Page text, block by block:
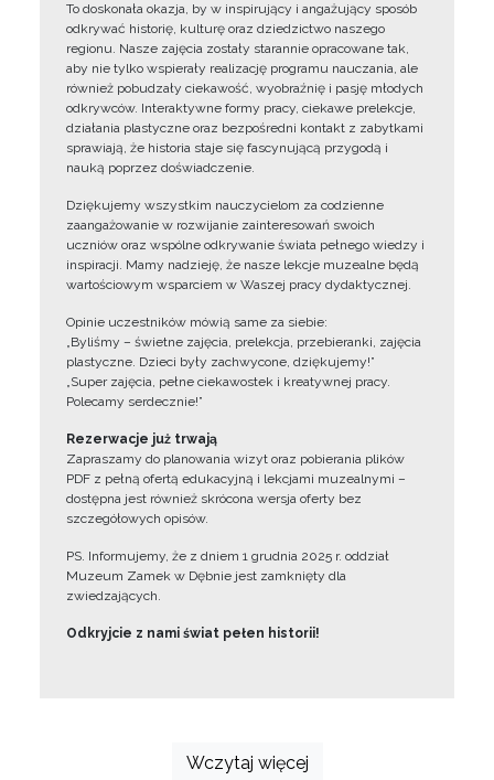
To doskonała okazja, by w inspirujący i angażujący sposób
odkrywać historię, kulturę oraz dziedzictwo naszego
regionu. Nasze zajęcia zostały starannie opracowane tak,
aby nie tylko wspierały realizację programu nauczania, ale
również pobudzały ciekawość, wyobraźnię i pasję młodych
odkrywców. Interaktywne formy pracy, ciekawe prelekcje,
działania plastyczne oraz bezpośredni kontakt z zabytkami
sprawiają, że historia staje się fascynującą przygodą i
nauką poprzez doświadczenie.
Dziękujemy wszystkim nauczycielom za codzienne
zaangażowanie w rozwijanie zainteresowań swoich
uczniów oraz wspólne odkrywanie świata pełnego wiedzy i
inspiracji. Mamy nadzieję, że nasze lekcje muzealne będą
wartościowym wsparciem w Waszej pracy dydaktycznej.
Opinie uczestników mówią same za siebie:
„Byliśmy – świetne zajęcia, prelekcja, przebieranki, zajęcia
plastyczne. Dzieci były zachwycone, dziękujemy!”
„Super zajęcia, pełne ciekawostek i kreatywnej pracy.
Polecamy serdecznie!”
Rezerwacje już trwają
Zapraszamy do planowania wizyt oraz pobierania plików
PDF z pełną ofertą edukacyjną i lekcjami muzealnymi –
dostępna jest również skrócona wersja oferty bez
szczegółowych opisów.
PS. Informujemy, że z dniem 1 grudnia 2025 r. oddział
Muzeum Zamek w Dębnie jest zamknięty dla
zwiedzających.
Odkryjcie z nami świat pełen historii!
Wczytaj więcej